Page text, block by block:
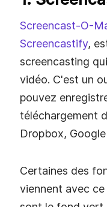
Screencast-O-
Screencastify,
screencasting
vidéo. C'est un
pouvez
téléchargement
Dropbox,
Certaines des
viennent avec